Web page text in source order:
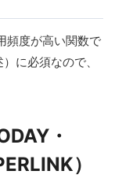
頻度が高い関数で
に必須なので、
・
）